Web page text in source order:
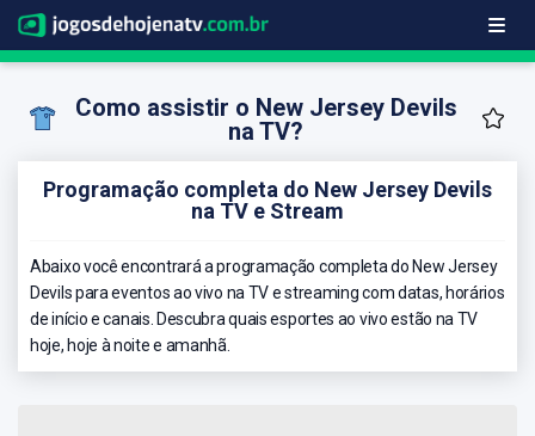
Como assistir o New Jersey Devils
na TV?
Programação completa do New Jersey Devils
na TV e Stream
Abaixo você encontrará a programação completa do New Jersey
Devils para eventos ao vivo na TV e streaming com datas, horários
de início e canais. Descubra quais esportes ao vivo estão na TV
hoje, hoje à noite e amanhã.